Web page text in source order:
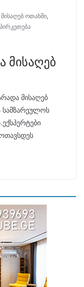
ოთახში,
მისაღებ
მისაღებ
სამზარეულოს